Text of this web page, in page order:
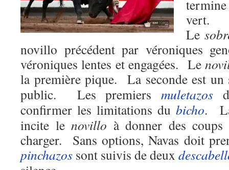
vert.
Le
novillo précédent par véroniques
véroniques lentes et engagées. Le
la première pique. La seconde est
public. Les premiers muletazos
confirmer les limitations dubicho.
incite lenovillo à donner des
charger. Sans options, Navas doit
pinchazos sont suivis de deux